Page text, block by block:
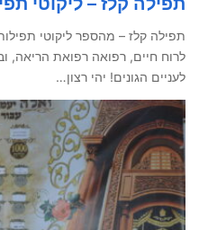
תפילה קלז – מהספר ליקוטי
לרוח חיים, רפואה רפואת הריאה,
לעניים הגונים! יהי רצון…